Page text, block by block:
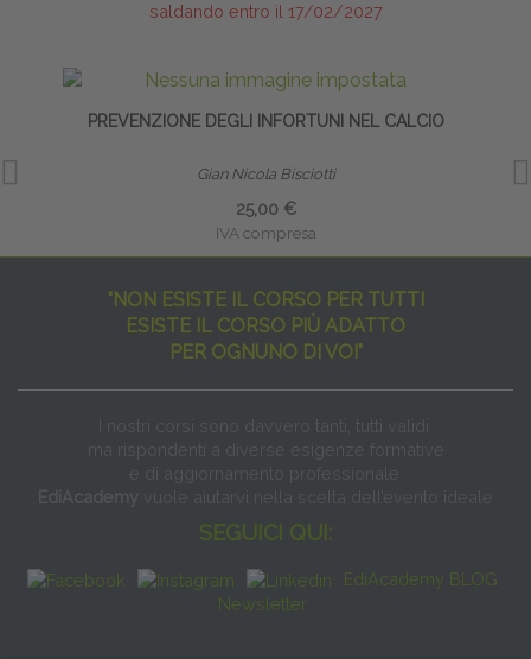
saldando entro il 17/02/2027
PREVENZIONE DEGLI INFORTUNI NEL CALCIO
Gian Nicola Bisciotti
25,00 €
IVA compresa
"NON ESISTE IL CORSO PER TUTTI
ESISTE IL CORSO PIÙ ADATTO
PER OGNUNO DI VOI"
I nostri corsi sono davvero tanti, tutti validi
ma rispondenti a diverse esigenze formative
e di aggiornamento professionale.
EdiAcademy vuole aiutarvi nella scelta dell’evento ideale
SEGUICI QUI:
EdiAcademy BLOG
Newsletter